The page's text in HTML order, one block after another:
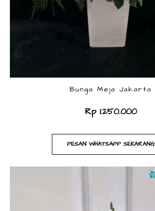
Bunga Meja Jakarta
Rp 1.250.000
PESAN WHATSAPP SEKARANG